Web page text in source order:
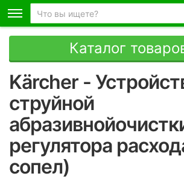
Каталог
Kärcher -
струйной
регулятора
сопел)